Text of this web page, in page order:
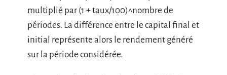
multiplié par (1 + taux/100)^nombre de
périodes. La différence entre le capital final et
initial représente alors le rendement généré
sur la période considérée.